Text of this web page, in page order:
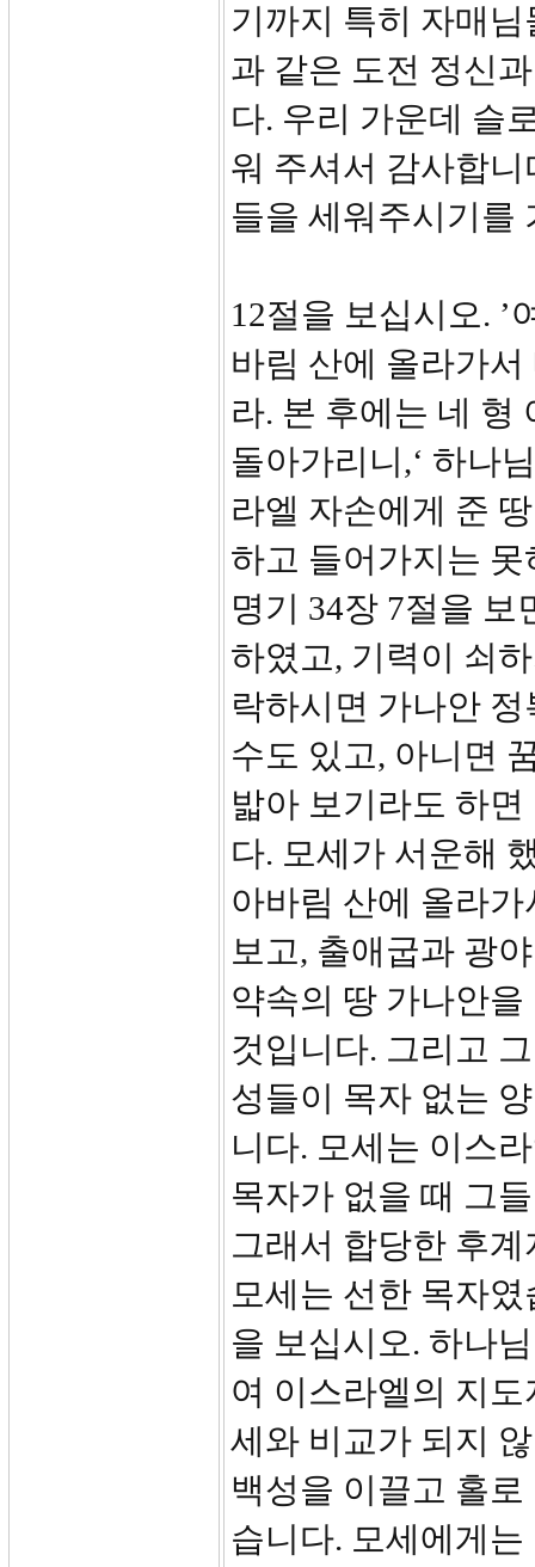
기까지 특히 자매
과 같은 도전 정신
다. 우리 가운데 슬
워 주셔서 감사합
들을 세워주시기를
12절을 보십시오. ’
바림 산에 올라가
라. 본 후에는 네 형
돌아가리니,‘ 하나
라엘 자손에게 준
하고 들어가지는
명기 34장 7절을
하였고, 기력이 쇠
락하시면 가나안
수도 있고, 아니면
밟아 보기라도 하
다. 모세가 서운해
아바림 산에 올라
보고, 출애굽과 광
약속의 땅 가나안
것입니다. 그리고
성들이 목자 없는
니다. 모세는 이스
목자가 없을 때 그
그래서 합당한 후
모세는 선한 목자
을 보십시오. 하나
여 이스라엘의 지
세와 비교가 되지
백성을 이끌고 홀
습니다. 모세에게